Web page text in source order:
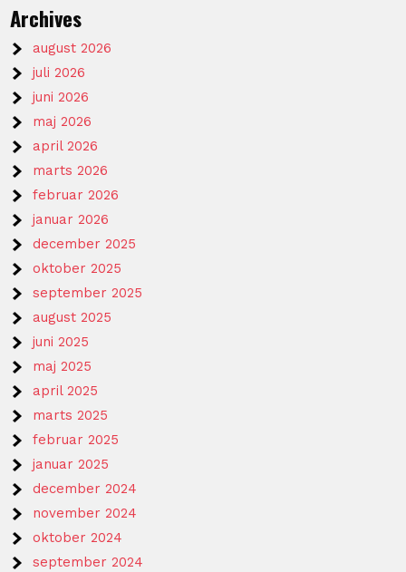
Archives
august 2026
juli 2026
juni 2026
maj 2026
april 2026
marts 2026
februar 2026
januar 2026
december 2025
oktober 2025
september 2025
august 2025
juni 2025
maj 2025
april 2025
marts 2025
februar 2025
januar 2025
december 2024
november 2024
oktober 2024
september 2024